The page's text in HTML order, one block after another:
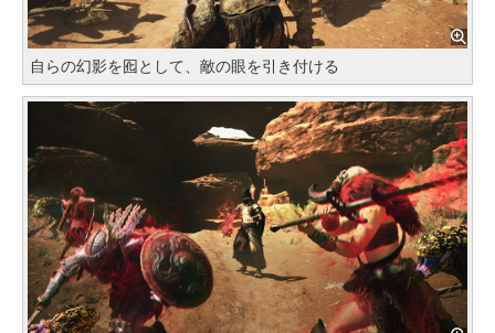
自らの幻影を囮として、敵の眼を引き付ける